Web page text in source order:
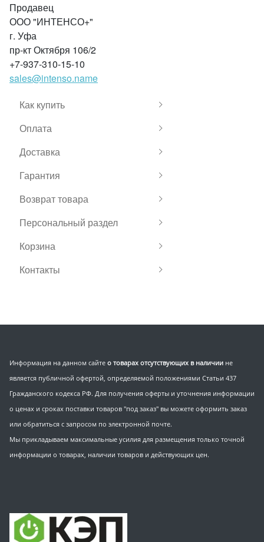
Продавец
ООО "ИНТЕНСО+"
г. Уфа
пр-кт Октября 106/2
+7-937-310-15-10
sales@intenso.name
Как купить
Оплата
Доставка
Гарантия
Возврат товара
Персональный раздел
Корзина
Контакты
Информация на данном сайте о товарах отсутствующих в наличии не
является публичной офертой, определяемой положениями Статьи 437
Гражданского кодекса РФ. Для получения оферты и уточнения информации
о ценах и сроках поставки товаров "под заказ" вы можете оформить заказ
или обратиться с запросом по электронной почте.
Мы прикладываем максимальные усилия для размещения только точной
информации о товарах, наличии товаров и действующих цен.